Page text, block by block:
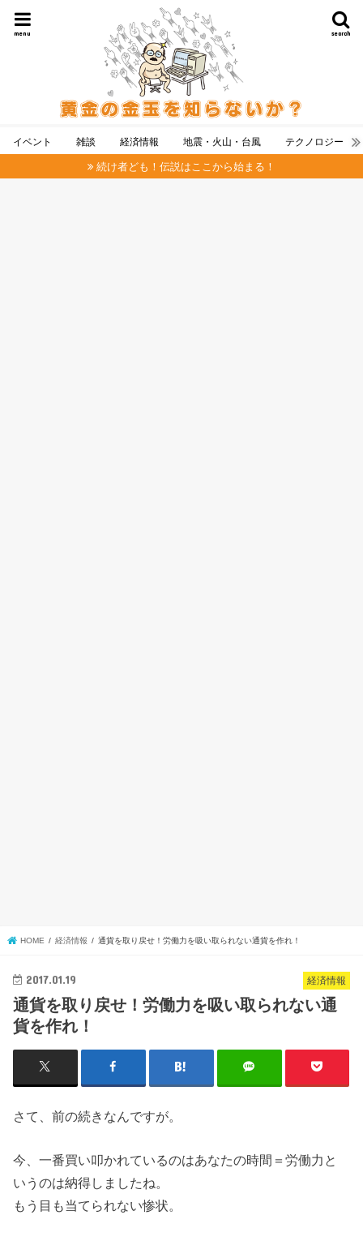
search
menu
イベント 雑談 経済情報 地震・火山・台風 テクノロジー
続け者ども！伝説はここから始まる！
HOME 経済情報 通貨を取り戻せ！労働力を吸い取られない通貨を作れ！
経済情報
2017.01.19
通貨を取り戻せ！労働力を吸い取られない通
貨を作れ！
さて、前の続きなんですが。
今、一番買い叩かれているのはあなたの時間＝労働力と
いうのは納得しましたね。
もう目も当てられない惨状。